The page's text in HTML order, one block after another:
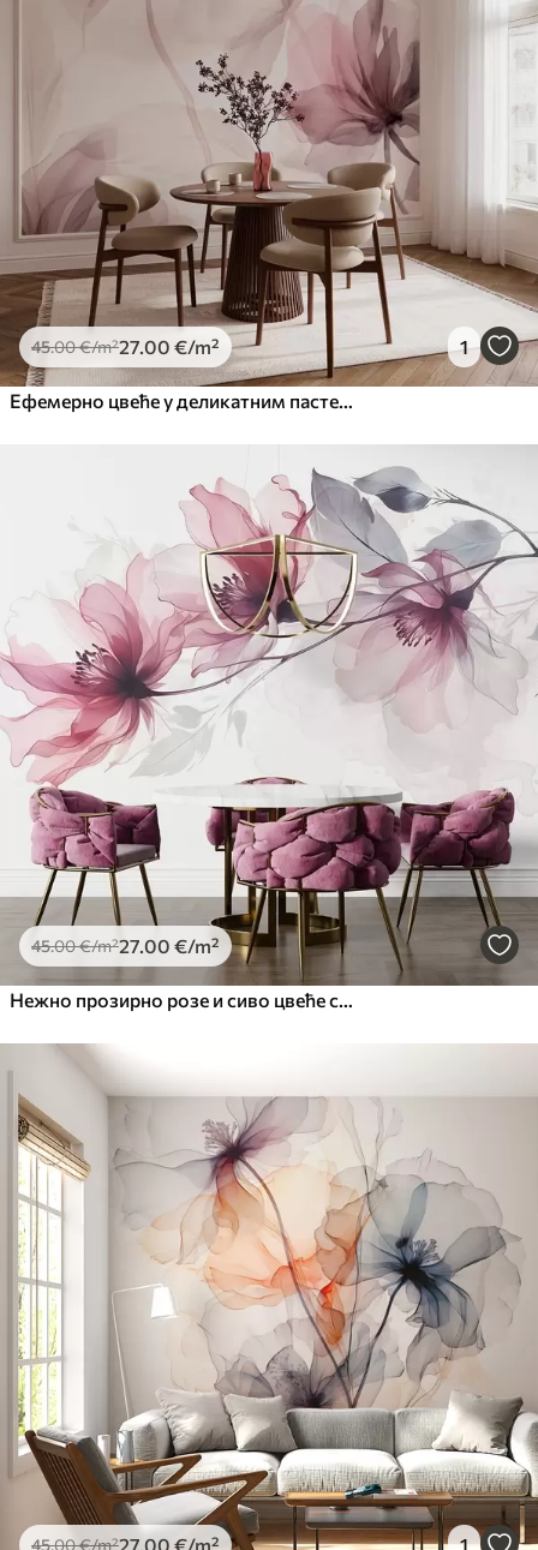
/m²
Premium Vinil
65 .00 39.00 €/m²
Peel and Stick
81.6749.00€/m²
45.00€/m²27 .00 €/m² 1
45.00€/m²27 .00 €/m²
45.00€/m²27 .00 €/m² 1